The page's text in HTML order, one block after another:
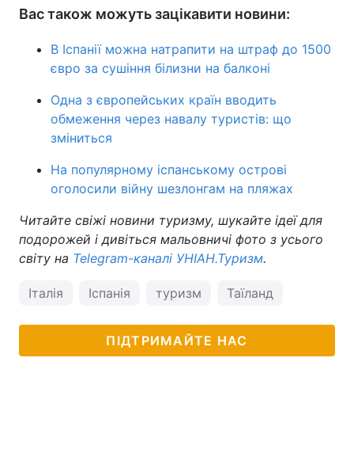
Вас також можуть зацікавити новини:
В Іспанії можна натрапити на штраф до 1500
євро за сушіння білизни на балконі
Одна з європейських країн вводить
обмеження через навалу туристів: що
зміниться
На популярному іспанському острові
оголосили війну шезлонгам на пляжах
Читайте свіжі новини туризму, шукайте ідеї для
подорожей і дивіться мальовничі фото з усього
світу на Telegram-каналі УНІАН.Туризм.
Італія Іспанія туризм Таїланд
ПІДТРИМАЙТЕ НАС